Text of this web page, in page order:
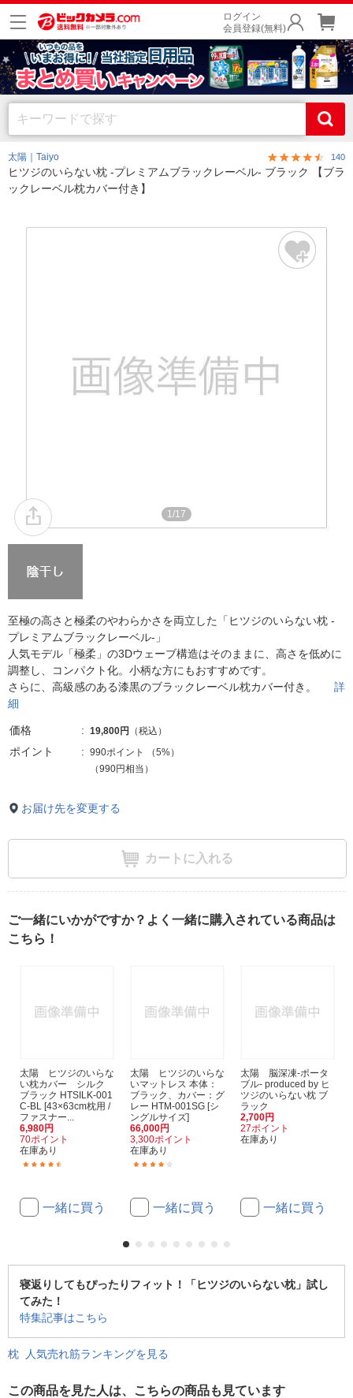
ログイン
会員登録(無料)
太陽｜Taiyo 140
ヒツジのいらない枕 -プレミアムブラックレーベル- ブラック 【ブラ
ックレーベル枕カバー付き】
1/17
至極の高さと極柔のやわらかさを両立した「ヒツジのいらない枕 -
プレミアムブラックレーベル-」
人気モデル「極柔」の3Dウェーブ構造はそのままに、高さを低めに
調整し、コンパクト化。小柄な方にもおすすめです。
さらに、高級感のある漆黒のブラックレーベル枕カバー付き。 詳
細
価格 19,800円 （税込）
ポイント 990ポイント （5%）
（990円相当）
お届け先を変更する
カートに入れる
ご一緒にいかがですか？よく一緒に購入されている商品は
こちら！
太陽 ヒツジのいらな
い枕カバー シルク
ブラック HTSILK-001
C-BL [43×63cm枕用 /
ファスナー...
6,980円
70ポイント
在庫あり
一緒に買う
太陽 ヒツジのいらな
いマットレス 本体：
ブラック、カバー：グ
レー HTM-001SG [シ
ングルサイズ]
66,000円
3,300ポイント
在庫あり
一緒に買う
太陽 脳深凍-ポータ
ブル- produced by ヒ
ツジのいらない枕 ブ
ラック
2,700円
27ポイント
在庫あり
一緒に買う
寝返りしてもぴったりフィット！「ヒツジのいらない枕」試し
てみた！
特集記事はこちら
枕 人気売れ筋ランキングを見る
この商品を見た人は、こちらの商品も見ています